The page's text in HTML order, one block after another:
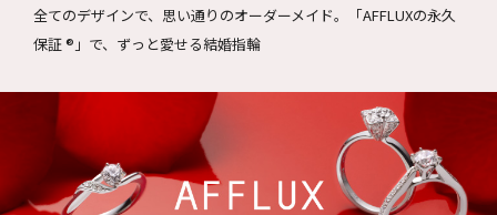
全てのデザインで、思い通りのオーダーメイド。
「AFFLUXの永久
保証 ®」で、ずっと愛せる結婚指輪